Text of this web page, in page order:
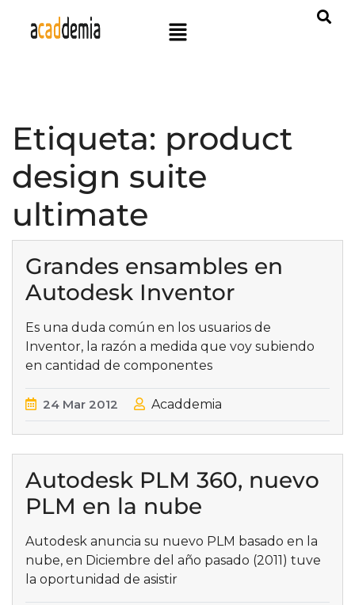
Etiqueta: product
design suite
ultimate
Grandes ensambles en
Autodesk Inventor
Es una duda común en los usuarios de
Inventor, la razón a medida que voy subiendo
en cantidad de componentes
24 Mar 2012 Acaddemia
Autodesk PLM 360, nuevo
PLM en la nube
Autodesk anuncia su nuevo PLM basado en la
nube, en Diciembre del año pasado (2011) tuve
la oportunidad de asistir